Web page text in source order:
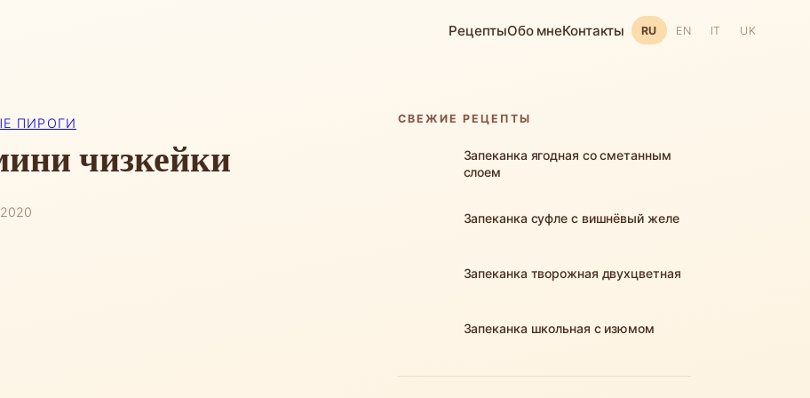
РецептыОбо мнеКонтакты RU EN IT UK
ПИРОГИ
чизкейки
СВЕЖИЕ РЕЦЕПТЫ
Запеканка ягодная со сметанным
слоем
Запеканка суфле с вишнёвый желе
Запеканка творожная двухцветная
Запеканка школьная с изюмом